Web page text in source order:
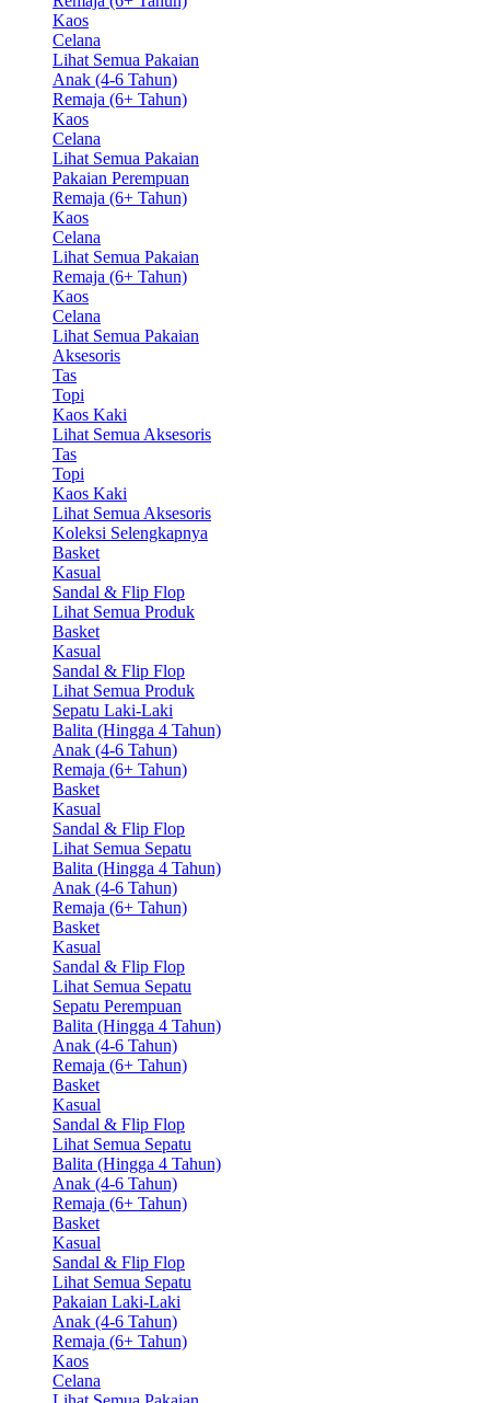
Kaos
Celana
Lihat Semua Pakaian
Anak (4-6 Tahun)
Remaja (6+ Tahun)
Kaos
Celana
Lihat Semua Pakaian
Pakaian Perempuan
Remaja (6+ Tahun)
Kaos
Celana
Lihat Semua Pakaian
Remaja (6+ Tahun)
Kaos
Celana
Lihat Semua Pakaian
Aksesoris
Tas
Topi
Kaos Kaki
Lihat Semua Aksesoris
Tas
Topi
Kaos Kaki
Lihat Semua Aksesoris
Koleksi Selengkapnya
Basket
Kasual
Sandal & Flip Flop
Lihat Semua Produk
Basket
Kasual
Sandal & Flip Flop
Lihat Semua Produk
Sepatu Laki-Laki
Balita (Hingga 4 Tahun)
Anak (4-6 Tahun)
Remaja (6+ Tahun)
Basket
Kasual
Sandal & Flip Flop
Lihat Semua Sepatu
Balita (Hingga 4 Tahun)
Anak (4-6 Tahun)
Remaja (6+ Tahun)
Basket
Kasual
Sandal & Flip Flop
Lihat Semua Sepatu
Sepatu Perempuan
Balita (Hingga 4 Tahun)
Anak (4-6 Tahun)
Remaja (6+ Tahun)
Basket
Kasual
Sandal & Flip Flop
Lihat Semua Sepatu
Balita (Hingga 4 Tahun)
Anak (4-6 Tahun)
Remaja (6+ Tahun)
Basket
Kasual
Sandal & Flip Flop
Lihat Semua Sepatu
Pakaian Laki-Laki
Anak (4-6 Tahun)
Remaja (6+ Tahun)
Kaos
Celana